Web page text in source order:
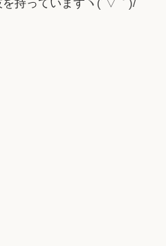
持っています ヽ(´▽｀)/